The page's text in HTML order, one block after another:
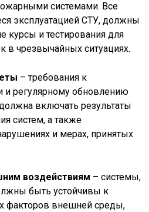
системами. Все
эксплуатацией СТУ, должны
курсы и тестирования для
в чрезвычайных ситуациях.
– требования к
и регулярному обновлению
включать результаты
систем, а также
и мерах, принятых
воздействиям – системы,
быть устойчивы к
факторов внешней среды,